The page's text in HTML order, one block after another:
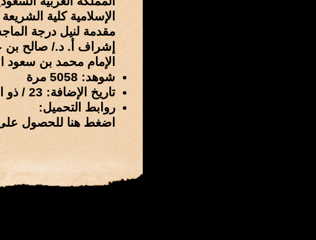
الإسلامية كلية
مقدمة لنيل درجة
إشراف أ. د./ صالح بن
الإمام محمد بن سعود
شوهد: 5058 مرة
تاريخ الإضافة: 23 / ذو الحجة / 1429 هـ الموافق 21 / ديسمبر / 2008 م
روابط التحميل:
اضغط هنا للحصول